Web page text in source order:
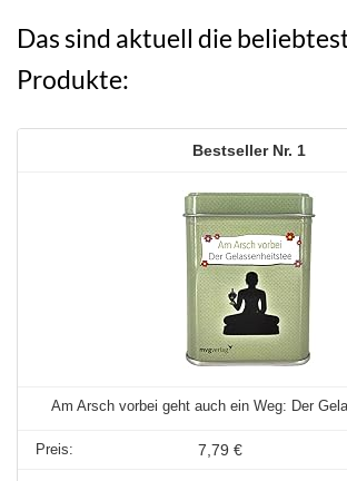
Das sind aktuell die
Produkte:
1
Am Arsch vorbei geht auch ein Weg: Der
7,79 €